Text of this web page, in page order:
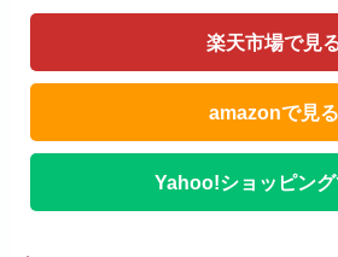
楽天市場で見
amazonで見る
Yahoo!ショッピン